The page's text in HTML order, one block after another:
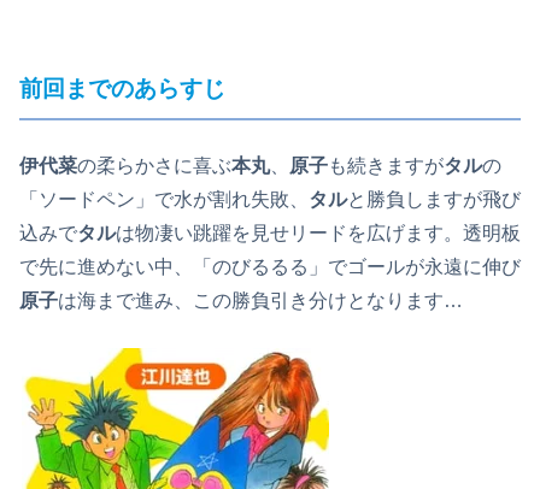
前回までのあらすじ
伊代菜の柔らかさに喜ぶ本丸、 原子も続きますがタルの
「ソードペン」で水が割れ失敗、 タルと勝負しますが飛び
込みでタルは物凄い跳躍を見せリードを広げます。透明板
で先に進めない中、「のびるるる」でゴールが永遠に伸び
原子は海まで進み、この勝負引き分けとなります…